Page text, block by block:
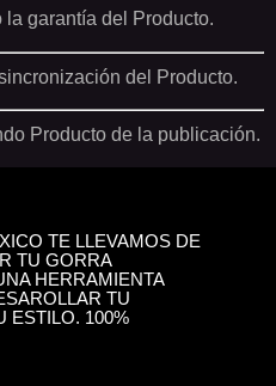
la garantía del Producto.
del Producto.
Producto de la publicación.
TE LLEVAMOS DE
TU GORRA
HERRAMIENTA
TU
ESTILO. 100%